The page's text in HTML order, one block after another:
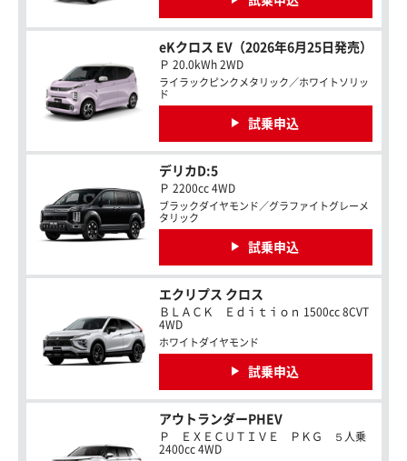
eKクロス EV（2026年6月25日発売）
Ｐ 20.0kWh 2WD
ライラックピンクメタリック／ホワイトソリッ
ド
試乗申込
デリカD:5
Ｐ 2200cc 4WD
ブラックダイヤモンド／グラファイトグレーメ
タリック
試乗申込
エクリプス クロス
ＢＬＡＣＫ Ｅｄｉｔｉｏｎ 1500cc 8CVT
4WD
ホワイトダイヤモンド
試乗申込
アウトランダーPHEV
Ｐ ＥＸＥＣＵＴＩＶＥ ＰＫＧ ５人乗
2400cc 4WD